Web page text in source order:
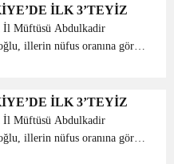
yaptığı açıklamaya göre
Baybu...
İLK 3’TEYİZ
İl Müftüsü Abdulkadir
illerin nüfus oranına göre
söyledi. Konuyla ilgili bir
yapan ...
İLK 3’TEYİZ
İl Müftüsü Abdulkadir
illerin nüfus oranına göre